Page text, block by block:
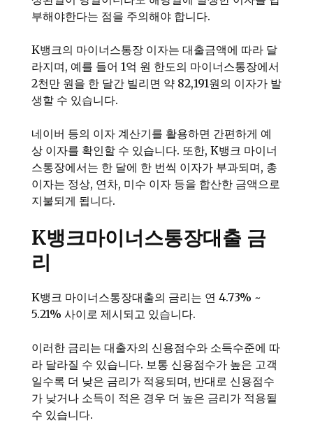
부해야한다는 점을 주의해야 합니다.
K뱅크의 마이너스통장 이자는 대출금액에 따라 달
라지며, 예를 들어 1억 원 한도의 마이너스통장에서
2천만 원을 한 달간 빌리면 약 82,191원의 이자가 발
생할 수 있습니다.
네이버 등의 이자 계산기를 활용하면 간편하게 예
상 이자를 확인할 수 있습니다. 또한, K뱅크 마이너
스통장에서는 한 달에 한 번씩 이자가 부과되며, 총
이자는 정상, 연차, 미수 이자 등을 합산한 금액으로
지불되게 됩니다.
K뱅크마이너스통장대출 금
리
K뱅크 마이너스통장대출의 금리는 연 4.73% ~
5.21% 사이로 제시되고 있습니다.
이러한 금리는 대출자의 신용점수와 소득수준에 따
라 달라질 수 있습니다. 보통 신용점수가 높은 고객
일수록 더 낮은 금리가 적용되며, 반대로 신용점수
가 낮거나 소득이 적은 경우 더 높은 금리가 적용될
수 있습니다.